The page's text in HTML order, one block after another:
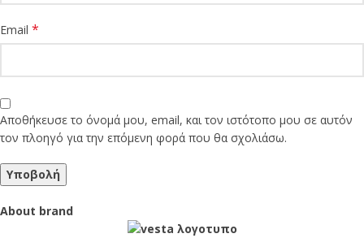
Email *
Αποθήκευσε το όνομά μου, email, και τον ιστότοπο μου σε αυτόν
τον πλοηγό για την επόμενη φορά που θα σχολιάσω.
About brand